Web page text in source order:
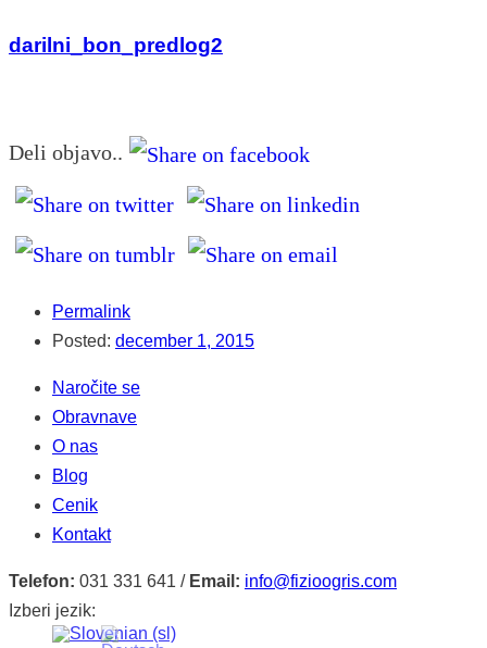
darilni_bon_predlog2
Deli objavo..
Permalink
Posted: december 1, 2015
Naročite se
Obravnave
O nas
Blog
Cenik
Kontakt
Telefon: 031 331 641 / Email: info@fizioogris.com
Izberi jezik: